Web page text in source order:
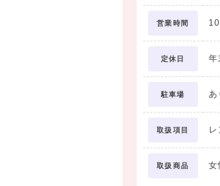
営業時間
定休日 年
駐車場 あ
取扱項目
取扱商品 女